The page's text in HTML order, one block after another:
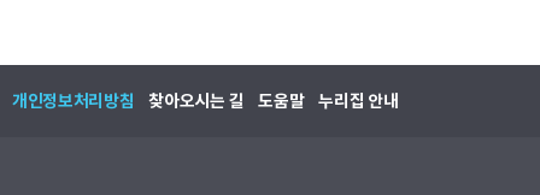
개인정보처리방침 찾아오시는 길 도움말 누리집 안내